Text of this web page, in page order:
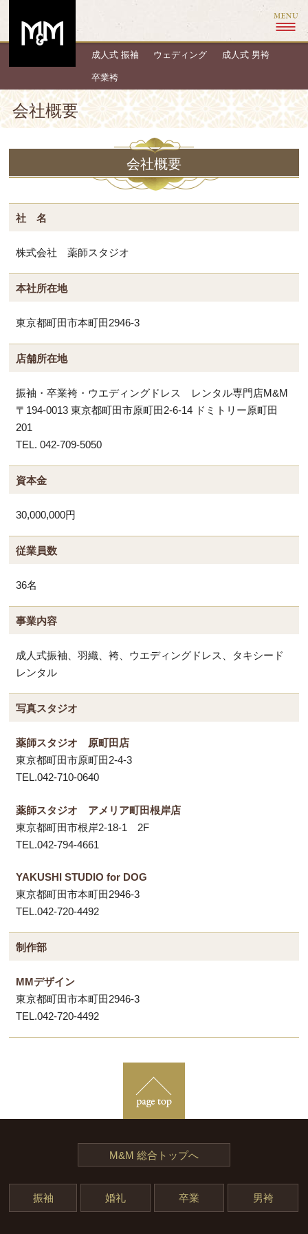
成人式 振袖 ウェディング 成人式 男袴
卒業袴
会社概要
会社概要
社 名
株式会社 薬師スタジオ
本社所在地
東京都町田市本町田2946-3
店舗所在地
振袖・卒業袴・ウエディングドレス レンタル専門店M&M
〒194-0013 東京都町田市原町田2-6-14 ドミトリー原町田
201
TEL. 042-709-5050
資本金
30,000,000円
従業員数
36名
事業内容
成人式振袖、羽織、袴、ウエディングドレス、タキシード
レンタル
写真スタジオ
薬師スタジオ 原町田店
東京都町田市原町田2-4-3
TEL.042-710-0640
薬師スタジオ アメリア町田根岸店
東京都町田市根岸2-18-1 2F
TEL.042-794-4661
YAKUSHI STUDIO for DOG
東京都町田市本町田2946-3
TEL.042-720-4492
制作部
MMデザイン
東京都町田市本町田2946-3
TEL.042-720-4492
M&M 総合トップへ
振袖 婚礼 卒業 男袴